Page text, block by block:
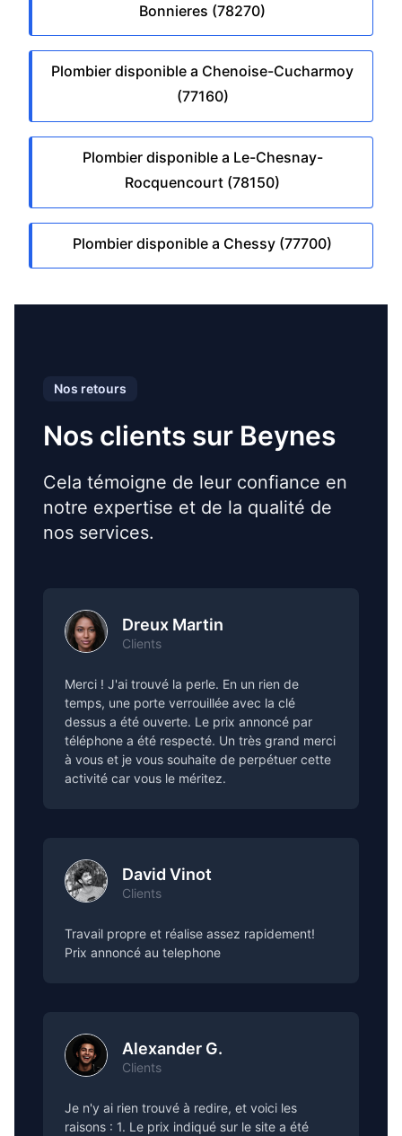
Bonnieres (78270)
Plombier disponible a Chenoise-Cucharmoy
(77160)
Plombier disponible a Le-Chesnay-
Rocquencourt (78150)
Plombier disponible a Chessy (77700)
Nos retours
Nos clients sur Beynes
Cela témoigne de leur confiance en
notre expertise et de la qualité de
nos services.
Dreux Martin
Clients
Merci ! J'ai trouvé la perle. En un rien de
temps, une porte verrouillée avec la clé
dessus a été ouverte. Le prix annoncé par
téléphone a été respecté. Un très grand merci
à vous et je vous souhaite de perpétuer cette
activité car vous le méritez.
David Vinot
Clients
Travail propre et réalise assez rapidement!
Prix annoncé au telephone
Alexander G.
Clients
Je n'y ai rien trouvé à redire, et voici les
raisons : 1. Le prix indiqué sur le site a été